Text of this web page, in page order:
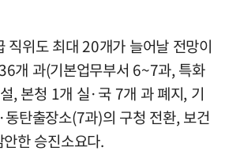
직위도 최대 20개가 늘어날 전망이
개 과(기본업무부서 6~7과, 특화
, 본청 1개 실·국 7개 과 폐지, 기
탄출장소(7과)의 구청 전환, 보건
한 승진소요다.